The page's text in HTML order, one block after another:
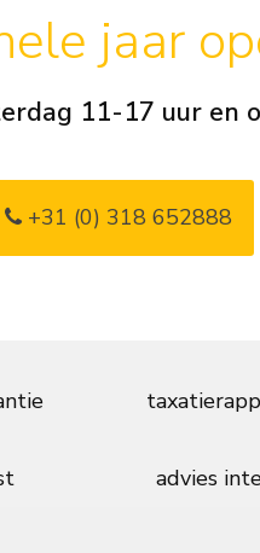
jaar
11-17 uur en
+31 (0) 318 652888
advies